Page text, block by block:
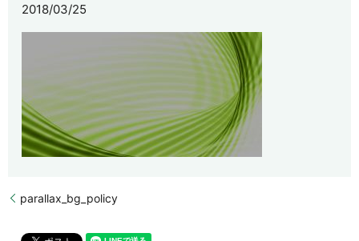
2018/03/25
parallax_bg_policy